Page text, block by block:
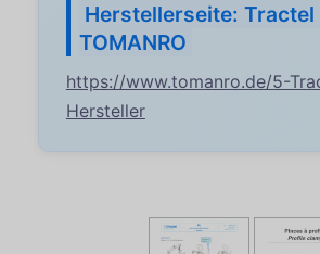
Herstellerseite: Tractel
TOMANRO
https://www.tomanro.de/5-
Hersteller